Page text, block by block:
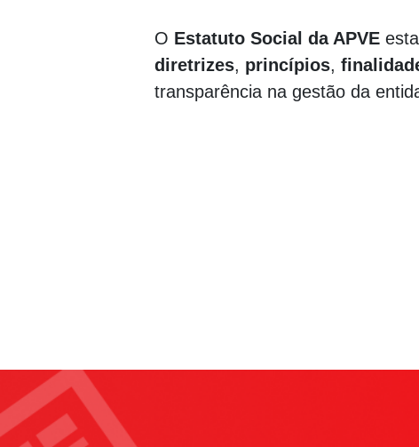
O Estatuto Social da APVE
diretrizes, princípios,
transparência na gestão da